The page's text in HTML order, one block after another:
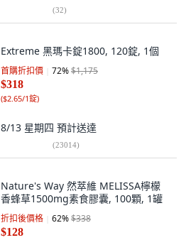
(32)
Extreme 黑瑪卡錠1800, 120錠, 1個
首購折扣價 72%$1,175
$318
($2.65/1錠)
8/13 星期四 預計送達
(23014)
Nature's Way 然萃維 MELISSA檸檬
香蜂草1500mg素食膠囊, 100顆, 1罐
折扣後價格 62%$338
$128